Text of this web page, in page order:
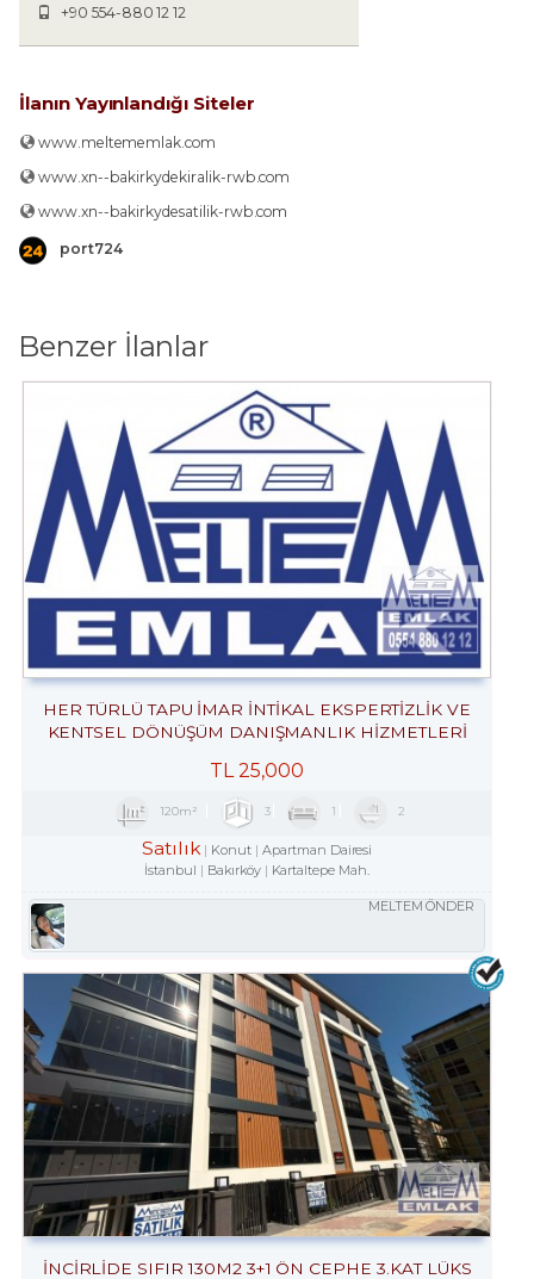
+90 554-880 12 12
İlanın Yayınlandığı Siteler
www.meltememlak.com
www.xn--bakirkydekiralik-rwb.com
www.xn--bakirkydesatilik-rwb.com
port724
Benzer İlanlar
HER TÜRLÜ TAPU İMAR İNTİKAL EKSPERTİZLİK VE
KENTSEL DÖNÜŞÜM DANIŞMANLIK HİZMETLERİ
TL 25,000
120m² 3 1 2
Satılık Konut
Apartman Dairesi
İstanbul
Bakırköy Kartaltepe Mah.
MELTEM ÖNDER
İNCİRLİDE SIFIR 130M2 3+1 ÖN CEPHE 3.KAT LÜKS